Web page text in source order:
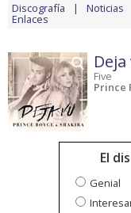
Discografía Noticias
Enlaces
Deja
Five
Prince
El
Genial